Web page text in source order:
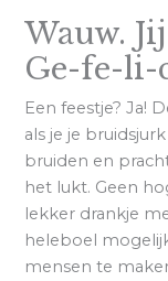
Wauw.
Ge-fe-li-
Een feestje? Ja!
als je je
bruiden en
het lukt. Geen
lekker drankje
heleboel
mensen te